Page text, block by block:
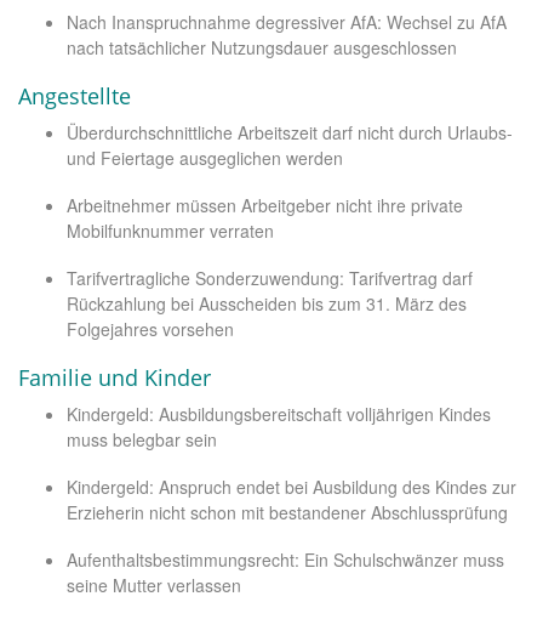
Nach Inanspruchnahme degressiver AfA: Wechsel zu AfA
nach tatsächlicher Nutzungsdauer ausgeschlossen
Angestellte
Überdurchschnittliche Arbeitszeit darf nicht durch Urlaubs-
und Feiertage ausgeglichen werden
Arbeitnehmer müssen Arbeitgeber nicht ihre private
Mobilfunknummer verraten
Tarifvertragliche Sonderzuwendung: Tarifvertrag darf
Rückzahlung bei Ausscheiden bis zum 31. März des
Folgejahres vorsehen
Familie und Kinder
Kindergeld: Ausbildungsbereitschaft volljährigen Kindes
muss belegbar sein
Kindergeld: Anspruch endet bei Ausbildung des Kindes zur
Erzieherin nicht schon mit bestandener Abschlussprüfung
Aufenthaltsbestimmungsrecht: Ein Schulschwänzer muss
seine Mutter verlassen